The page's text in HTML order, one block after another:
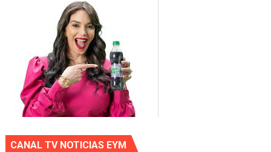
CANAL TV NOTICIAS EYM